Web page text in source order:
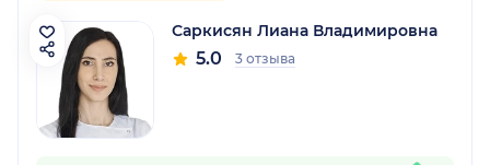
Саркисян Лиана Владимировна
5.0 3 отзыва